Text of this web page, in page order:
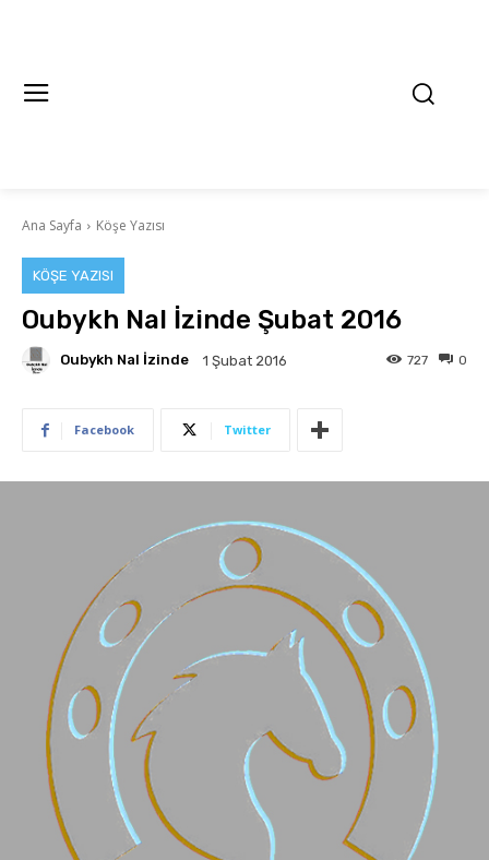
Ana Sayfa Köşe Yazısı
KÖŞE YAZISI
Oubykh Nal İzinde Şubat 2016
Oubykh Nal İzinde 1 Şubat 2016 0
727
Facebook Twitter